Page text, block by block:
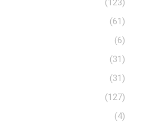
(123)
(61)
(6)
(31)
(31)
(127)
(4)